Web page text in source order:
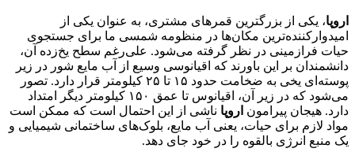
اروپا، یکی از بزرگترین قمرهای مشتری، به عنوان یکی از
امیدوارکننده‌ترین مکان‌ها در منظومه شمسی ما برای جستجوی
حیات فرازمینی در نظر گرفته می‌شود. علی‌رغم سطح یخ‌زده آن،
دانشمندان بر این باورند که اقیانوسی وسیع از آب مایع شور در زیر
پوسته‌ای یخی به ضخامت حدود ۱۵ تا ۲۵ کیلومتر قرار دارد. تصور
می‌شود که در زیر آن، اقیانوس تا عمق ۱۵۰ کیلومتر دیگر امتداد
دارد. هیجان پیرامون اروپا ناشی از این احتمال است که ممکن است
مواد لازم برای حیات، یعنی آب مایع، بلوک‌های ساختمانی شیمیایی و
یک منبع انرژی بالقوه را در خود جای دهد.